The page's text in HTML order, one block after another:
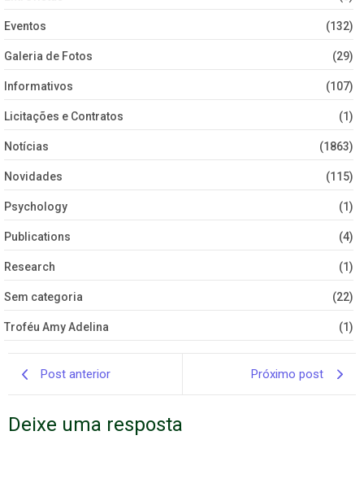
Eventos (132)
Galeria de Fotos (29)
Informativos (107)
Licitações e Contratos (1)
Notícias (1863)
Novidades (115)
Psychology (1)
Publications (4)
Research (1)
Sem categoria (22)
Troféu Amy Adelina (1)
Post anterior Próximo post
Deixe uma resposta